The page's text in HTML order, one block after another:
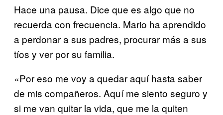
Hace una pausa. Dice que es algo que no
recuerda con frecuencia. Mario ha aprendido
a perdonar a sus padres, procurar más a sus
tíos y ver por su familia.
«Por eso me voy a quedar aquí hasta saber
de mis compañeros. Aquí me siento seguro y
si me van quitar la vida, que me la quiten